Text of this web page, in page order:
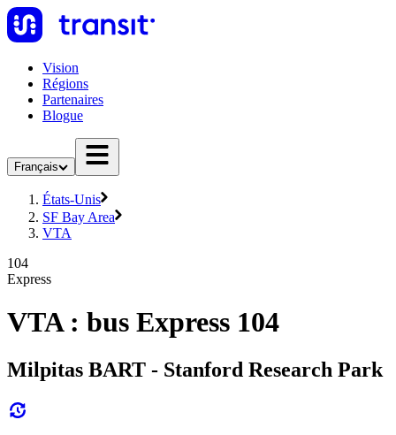
Vision
Régions
Partenaires
Blogue
Français
États-Unis
SF Bay Area
VTA
104
Express
VTA : bus Express 104
Milpitas BART - Stanford Research Park